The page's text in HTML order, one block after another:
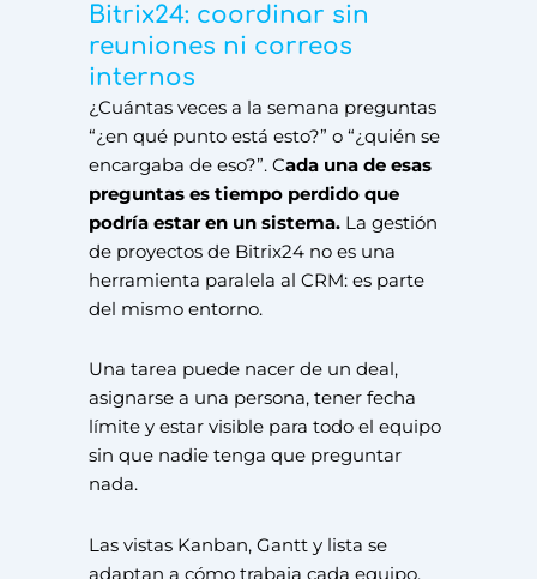
Bitrix24: coordinar sin
reuniones ni correos
internos
¿Cuántas veces a la semana preguntas
“¿en qué punto está esto?” o “¿quién se
encargaba de eso?”. Cada una de esas
preguntas es tiempo perdido que
podría estar en un sistema. La gestión
de proyectos de Bitrix24 no es una
herramienta paralela al CRM: es parte
del mismo entorno.
Una tarea puede nacer de un deal,
asignarse a una persona, tener fecha
límite y estar visible para todo el equipo
sin que nadie tenga que preguntar
nada.
Las vistas Kanban, Gantt y lista se
adaptan a cómo trabaja cada equipo.